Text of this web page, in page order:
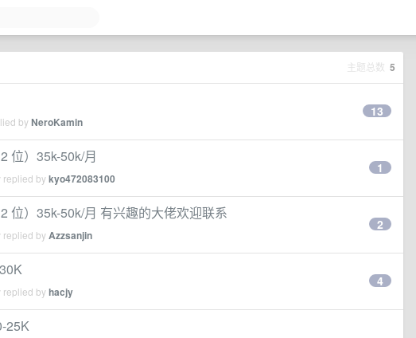
主题总数 5
byNeroKamin
13
位）35k-50k/月
replied bykyo472083100
1
位）35k-50k/月 有兴趣的大佬欢迎联系
replied byAzzsanjin
2
replied byhacjy
4
25K